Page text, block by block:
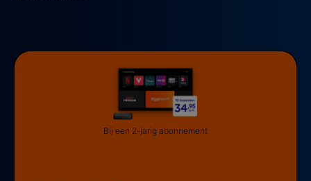
Bij een 2-jarig abonnement